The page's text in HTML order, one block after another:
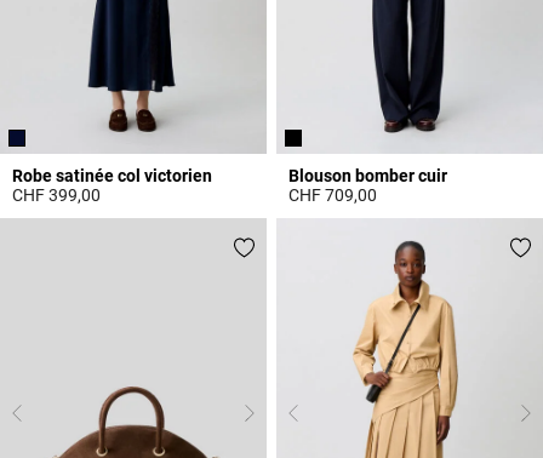
Robe satinée col victorien
CHF 399,00
Blouson bomber cuir
CHF 709,00